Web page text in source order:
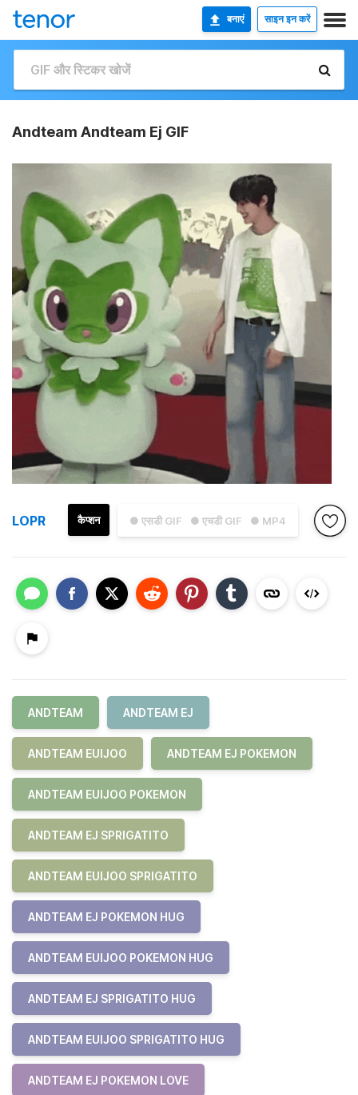
बनाएं साइन इन करें
Andteam Andteam Ej GIF
● एसडी GIF ● एचडी GIF ● MP4
कैप्शन
LOPR
ANDTEAM ANDTEAM EJ
ANDTEAM EUIJOO ANDTEAM EJ POKEMON
ANDTEAM EUIJOO POKEMON
ANDTEAM EJ SPRIGATITO
ANDTEAM EUIJOO SPRIGATITO
ANDTEAM EJ POKEMON HUG
ANDTEAM EUIJOO POKEMON HUG
ANDTEAM EJ SPRIGATITO HUG
ANDTEAM EUIJOO SPRIGATITO HUG
ANDTEAM EJ POKEMON LOVE